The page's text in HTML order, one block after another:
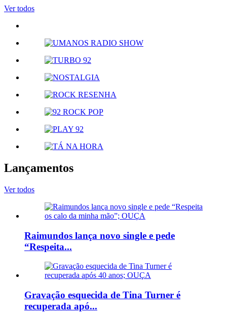
Ver todos
Lançamentos
Ver todos
Raimundos lança novo single e pede
“Respeita...
Gravação esquecida de Tina Turner é
recuperada apó...